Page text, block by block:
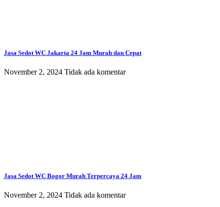
Jasa Sedot WC Jakarta 24 Jam Murah dan Cepat
November 2, 2024 Tidak ada komentar
Jasa Sedot WC Bogor Murah Terpercaya 24 Jam
November 2, 2024 Tidak ada komentar